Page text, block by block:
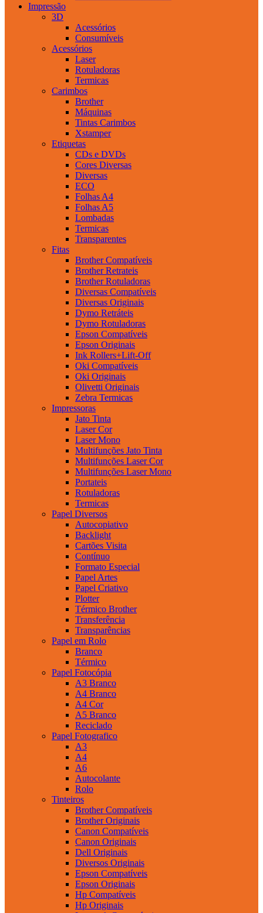
Impressão
3D
Acessórios
Consumíveis
Acessórios
Laser
Rotuladoras
Termicas
Carimbos
Brother
Máquinas
Tintas Carimbos
Xstamper
Etiquetas
CDs e DVDs
Cores Diversas
Diversas
ECO
Folhas A4
Folhas A5
Lombadas
Termicas
Transparentes
Fitas
Brother Compatíveis
Brother Retrateis
Brother Rotuladoras
Diversas Compatíveis
Diversas Originais
Dymo Retráteis
Dymo Rotuladoras
Epson Compatíveis
Epson Originais
Ink Rollers+Lift-Off
Oki Compatíveis
Oki Originais
Olivetti Originais
Zebra Termicas
Impressoras
Jato Tinta
Laser Cor
Laser Mono
Multifunções Jato Tinta
Multifunções Laser Cor
Multifunções Laser Mono
Portateis
Rotuladoras
Termicas
Papel Diversos
Autocopiativo
Backlight
Cartões Visita
Contínuo
Formato Especial
Papel Artes
Papel Criativo
Plotter
Térmico Brother
Transferência
Transparências
Papel em Rolo
Branco
Térmico
Papel Fotocópia
A3 Branco
A4 Branco
A4 Cor
A5 Branco
Reciclado
Papel Fotografico
A3
A4
A6
Autocolante
Rolo
Tinteiros
Brother Compatíveis
Brother Originais
Canon Compatíveis
Canon Originais
Dell Originais
Diversos Originais
Epson Compatíveis
Epson Originais
Hp Compatíveis
Hp Originais